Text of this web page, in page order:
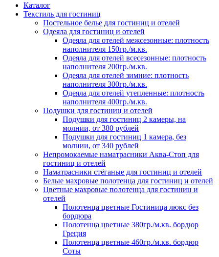
Каталог
Текстиль для гостиниц
Постельное белье для гостиниц и отелей
Одеяла для гостиниц и отелей
Одеяла для отелей межсезонные: плотность
наполнителя 150гр./м.кв.
Одеяла для отелей всесезонные: плотность
наполнителя 200гр./м.кв.
Одеяла для отелей зимние: плотность
наполнителя 300гр./м.кв.
Одеяла для отелей утепленные: плотность
наполнителя 400гр./м.кв.
Подушки для гостиниц и отелей
Подушки для гостиниц 2 камеры, на
молнии, от 380 рублей
Подушки для гостиниц 1 камера, без
молнии, от 340 рублей
Непромокаемые наматрасники Аква-Стоп для
гостиниц и отелей
Наматрасники стёганые для гостиниц и отелей
Белые махровые полотенца для гостиниц и отелей
Цветные махровые полотенца для гостиниц и
отелей
Полотенца цветные Гостиница люкс без
бордюра
Полотенца цветные 380гр./м.кв. бордюр
Греция
Полотенца цветные 460гр./м.кв. бордюр
Соты